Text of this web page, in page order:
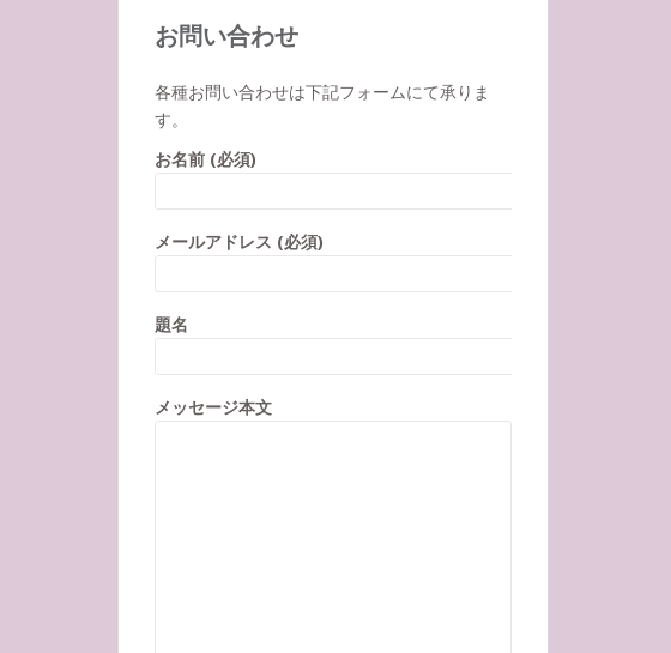
お問い合わせ
各種お問い合わせは下記フォームにて承りま
す。
お名前 (必須)
メールアドレス (必須)
題名
メッセージ本文